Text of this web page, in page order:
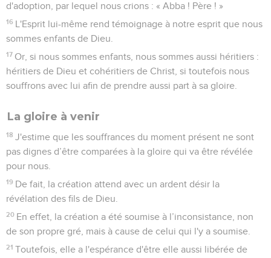
d'adoption, par lequel nous crions : « Abba ! Père ! »
16 L'Esprit lui-même rend témoignage à notre esprit que nous
sommes enfants de Dieu.
17 Or, si nous sommes enfants, nous sommes aussi héritiers :
héritiers de Dieu et cohéritiers de Christ, si toutefois nous
souffrons avec lui afin de prendre aussi part à sa gloire.
La gloire à venir
18 J'estime que les souffrances du moment présent ne sont
pas dignes d’être comparées à la gloire qui va être révélée
pour nous.
19 De fait, la création attend avec un ardent désir la
révélation des fils de Dieu.
20 En effet, la création a été soumise à l’inconsistance, non
de son propre gré, mais à cause de celui qui l'y a soumise.
21 Toutefois, elle a l'espérance d'être elle aussi libérée de